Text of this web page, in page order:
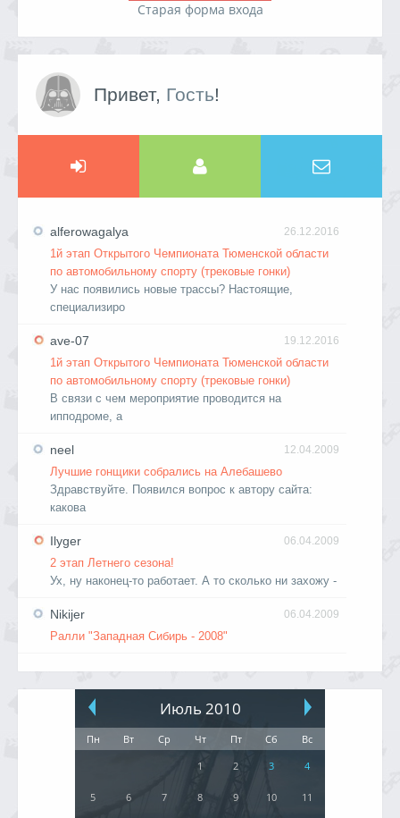
Старая форма входа
Привет, Гость!
26.12.2016
alferowagalya
1й этап Открытого Чемпионата Тюменской области
по автомобильному спорту (трековые гонки)
У нас появились новые трассы? Настоящие,
специализиро
19.12.2016
ave-07
1й этап Открытого Чемпионата Тюменской области
по автомобильному спорту (трековые гонки)
В связи с чем мероприятие проводится на
ипподроме, а
12.04.2009
neel
Лучшие гонщики собрались на Алебашево
Здравствуйте. Появился вопрос к автору сайта:
какова
06.04.2009
Ilyger
2 этап Летнего сезона!
Ух, ну наконец-то работает. А то сколько ни захожу -
06.04.2009
Nikijer
Ралли "Западная Сибирь - 2008"
Июль 2010
Пн Вт Ср Чт Пт Сб
Вс
1
2 3 4
5 6 7 8 9 10 11